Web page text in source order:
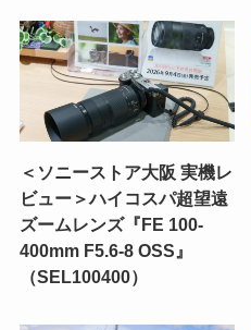
＜ソニーストア大阪 実機レ
ビュー＞ハイコスパ超望遠
ズームレンズ『FE 100-
400mm F5.6-8 OSS』
（SEL100400）